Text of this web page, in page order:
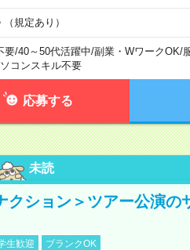
規定あり）
要/40～50代活躍中/副業・WワークOK/
コンスキル不要
応募する
未読
クション＞ツアー公演の
生歓迎 ブランクOK